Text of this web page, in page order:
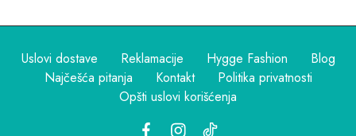
Uslovi dostave Reklamacije Hygge Fashion
Blog
Najčešća pitanja
Kontakt
Politika privatnosti
Opšti uslovi korišćenja